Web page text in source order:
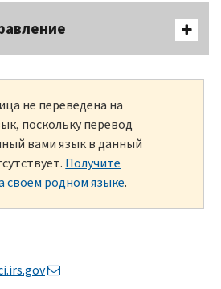
не переведена на
поскольку перевод
вами язык в данный
Получите
своем родном языке.